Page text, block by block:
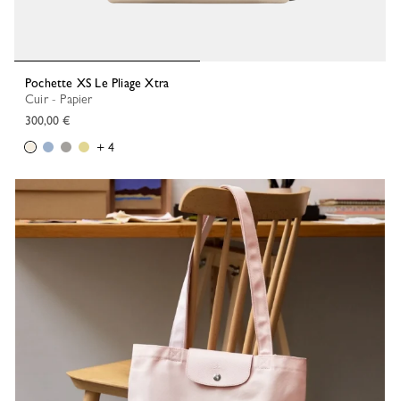
Pochette XS Le Pliage Xtra
Cuir - Papier
300,00 €
+ 4